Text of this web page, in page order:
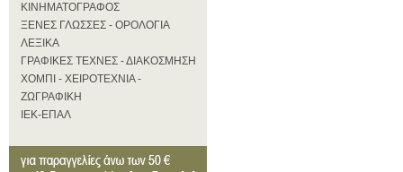
ΚΙΝΗΜΑΤΟΓΡΑΦΟΣ
ΞΕΝΕΣ ΓΛΩΣΣΕΣ - ΟΡΟΛΟΓΙΑ
ΛΕΞΙΚΑ
ΓΡΑΦΙΚΕΣ ΤΕΧΝΕΣ - ΔΙΑΚΟΣΜΗΣΗ
ΧΟΜΠΙ - ΧΕΙΡΟΤΕΧΝΙΑ -
ΖΩΓΡΑΦΙΚΗ
ΙΕΚ-ΕΠΑΛ